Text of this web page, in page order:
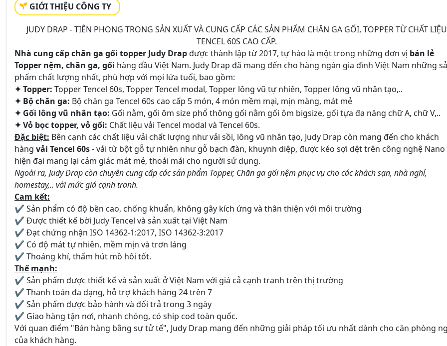
GIỚI THIỆU CÔNG TY
JUDY DRAP - TIÊN PHONG TRONG SẢN XUẤT VÀ CUNG CẤP CÁC SẢN PHẨM CHĂN GA GỐI, TOPPER TỪ CHẤT LIỆU
TENCEL 60S CAO CẤP.
Nhà cung cấp chăn ga gối topper Judy Drapđược thành lập từ 2017, tự hào là một trong những đơn vị bán lẻ
Topper nệm, chăn ga, gối hàng đầu Việt Nam. Judy Drap đã mang đến cho hàng ngàn gia đình Việt Nam những
phẩm chất lượng nhất, phù hợp với mọi lứa tuổi, bao gồm:
✦ Topper: Topper Tencel 60s, Topper Tencel modal, Topper lông vũ tự nhiên, Topper lông vũ nhân tạo,..
✦ Bộ chăn ga: Bộ chăn ga Tencel 60s cao cấp 5 món, 4 món mềm mại, mịn màng, mát mẻ
✦ Gối lông vũ nhân tạo: Gối nằm, gối ôm size phổ thông gối nằm gối ôm bigsize, gối tựa đa năng chữ A, chữ V,..
✦ Vỏ bọc topper, vỏ gối: Chất liệu vải Tencel modal và Tencel 60s.
Đặc biệt: Bên cạnh các chất liệu vải chất lượng như vải sồi, lông vũ nhân tạo, Judy Drap còn mang đến cho khách
hàng vải Tencel 60s- vải từ bột gỗ tự nhiên như gỗ bạch đàn, khuynh diệp, được kéo sợi dệt trên công nghệ Nano
hiện đại mang lại cảm giác mát mẻ, thoải mái cho người sử dụng.
Ngoài ra, Judy Drap còn chuyên cung cấp các sản phẩm Topper, Chăn ga gối nệm phục vụ cho các khách sạn, nhà nghỉ,
homestay,.. với mức giá cạnh tranh.
Cam kết:
✔ Sản phẩm có độ bền cao, chống khuẩn, không gây kích ứng và thân thiện với môi trường
✔ Được thiết kế bời Judy Tencel và sản xuất tại Việt Nam
✔ Đạt chứng nhận ISO 14362-1:2017, ISO 14362-3:2017
✔ Có độ mát tự nhiên, mềm mịn và trơn láng
✔ Thoáng khí, thấm hút mồ hôi tốt.
Thế mạnh:
✔ Sản phẩm được thiết kế và sản xuất ở Việt Nam với giá cả cạnh tranh trên thị trường
✔ Thanh toán đa dạng, hỗ trợ khách hàng 24 trên 7
✔ Sản phẩm được bảo hành và đổi trả trong 3 ngày
✔ Giao hàng tận nơi, nhanh chóng, có ship cod toàn quốc.
Với quan điểm "Bán hàng bằng sự tử tế", Judy Drap mang đến những giải pháp tối ưu nhất dành cho căn phòng
của khách hàng.